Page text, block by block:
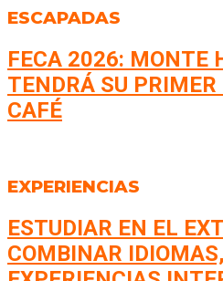
ESCAPADAS
FECA 2026: MONTE
TENDRÁ SU
CAFÉ
EXPERIENCIAS
ESTUDIAR EN EL
COMBINAR